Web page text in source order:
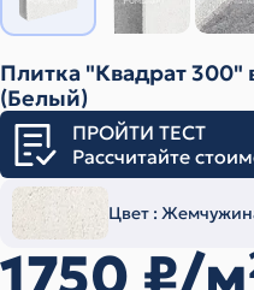
Плитка "Квадрат
(Белый)
ПРОЙТИ ТЕСТ
Рассчитайте
Цвет :